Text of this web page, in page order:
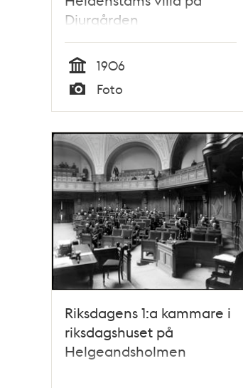
Djurgården
Tid
1906
Typ
Foto
Riksdagens 1:a kammare i
riksdagshuset på
Helgeandsholmen